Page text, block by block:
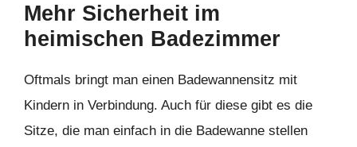
Mehr Sicherheit im
heimischen Badezimmer
Oftmals bringt man einen Badewannensitz mit
Kindern in Verbindung. Auch für diese gibt es die
Sitze, die man einfach in die Badewanne stellen